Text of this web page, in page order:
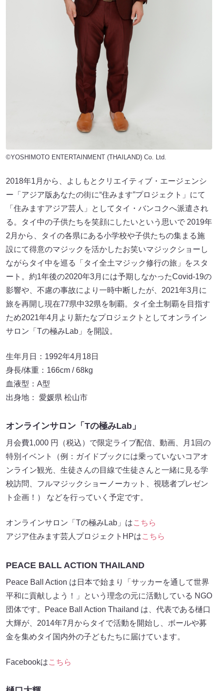
©YOSHIMOTO ENTERTAINMENT (THAILAND) Co. Ltd.
2018年1月から、よしもとクリエイティブ・エージェンシ
ー「アジア版あなたの街に“住みます”プロジェクト」にて
「住みますアジア芸人」としてタイ・バンコクへ派遣され
る。タイ中の子供たちを笑顔にしたいという思いで 2019年
2月から、タイの各県にある小学校や子供たちの集まる施
設にて得意のマジックを活かしたお笑いマジックショーし
ながらタイ中を巡る「タイ全土マジック修行の旅」をスタ
ート。約1年後の2020年3月には予期しなかったCovid-19の
影響や、不慮の事故により一時中断したが、2021年3月に
旅を再開し現在77県中32県を制覇。タイ全土制覇を目指す
ため2021年4月より新たなプロジェクトとしてオンライン
サロン「Tの極みLab」を開設。
生年月日：1992年4月18日
身長/体重：166cm / 68kg
血液型：A型
出身地： 愛媛県 松山市
オンラインサロン「Tの極みLab」
月会費1,000 円（税込）で限定ライブ配信、動画、月1回の
特別イベント（例：ガイドブックには乗っていないコアオ
ンライン観光、生徒さんの目線で生徒さんと一緒に見る学
校訪問、フルマジックショーノーカット、視聴者プレゼン
ト企画！） などを行っていく予定です。
オンラインサロン「Tの極みLab」はこちら
アジア住みます芸人プロジェクトHPはこちら
PEACE BALL ACTION THAILAND
Peace Ball Action は⽇本で始まり「サッカーを通して世界
平和に貢献しよう！」という理念の元に活動している NGO
団体です。Peace Ball Action Thailand は、代表である樋⼝
⼤輝が、2014年7⽉からタイで活動を開始し、ボールや募
⾦を集めタイ国内外の⼦どもたちに届けています。
Facebookはこちら